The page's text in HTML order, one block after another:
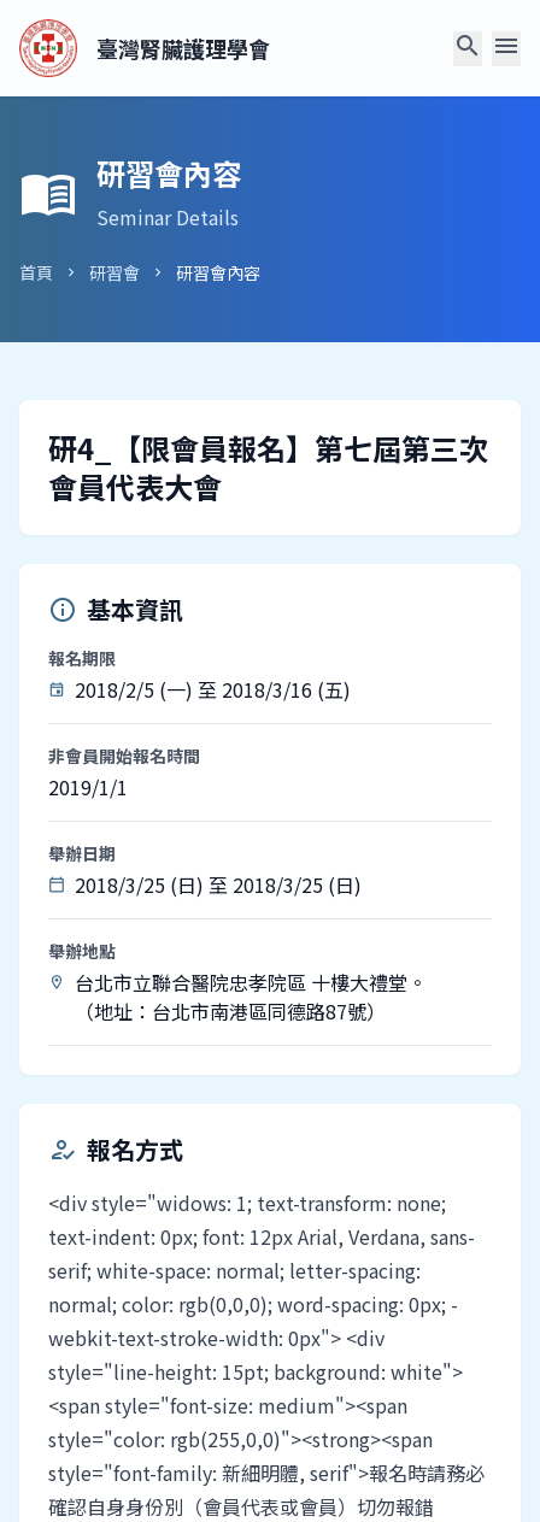
臺灣腎臟護理學會 search menu
menu_book 研習會內容
Seminar Details
首頁 chevron_right 研習會 chevron_right 研習會內容
研4_【限會員報名】第七屆第三次
會員代表大會
info 基本資訊
報名期限
event 2018/2/5 (一) 至 2018/3/16 (五)
非會員開始報名時間
2019/1/1
舉辦日期
calendar_today 2018/3/25 (日) 至 2018/3/25 (日)
舉辦地點
location_on
台北市立聯合醫院忠孝院區 十樓大禮堂。
（地址：台北市南港區同德路87號）
how_to_reg 報名方式
<div style="widows: 1; text-transform: none;
text-indent: 0px; font: 12px Arial, Verdana, sans-
serif; white-space: normal; letter-spacing:
normal; color: rgb(0,0,0); word-spacing: 0px; -
webkit-text-stroke-width: 0px"> <div
style="line-height: 15pt; background: white">
<span style="font-size: medium"><span
style="color: rgb(255,0,0)"><strong><span
style="font-family: 新細明體, serif">報名時請務必
確認自身身份別（會員代表或會員）切勿報錯